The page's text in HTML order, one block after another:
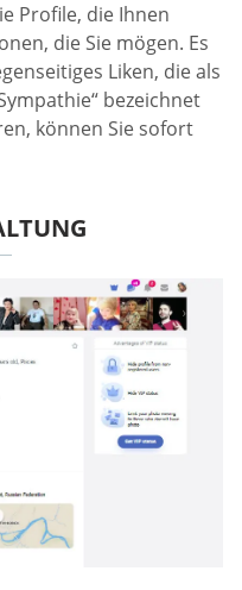
Profile, die Ihnen
die Sie mögen. Es
Liken, die als
bezeichnet
können Sie sofort